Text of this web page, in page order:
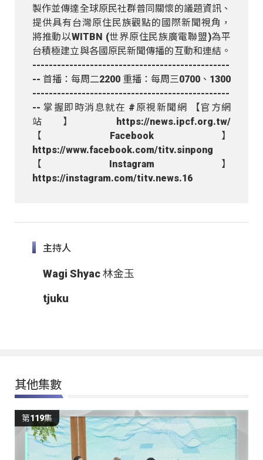
製作並傳達全球原民社群普同關懷的議題資訊、
提供具有台灣原住民族觀點的國際新聞視角，
將推動以WITBN (世界原住民族廣電聯盟)為平
台積極建立與各國原民新聞傳播的互動和連結。
------------------------------------------------
-- 首播：每周二2200 重播：每周三0700、1300
------------------------------------------------
-- 掌握即時消息就在 #原視新聞網 【官方網
站】 https://news.ipcf.org.tw/
【Facebook】
https://www.facebook.com/titv.sinpong
【Instagram】
https://instagram.com/titv.news.16
主持人
Wagi Shyac 林金玉
tjuku
其他集數
第119集